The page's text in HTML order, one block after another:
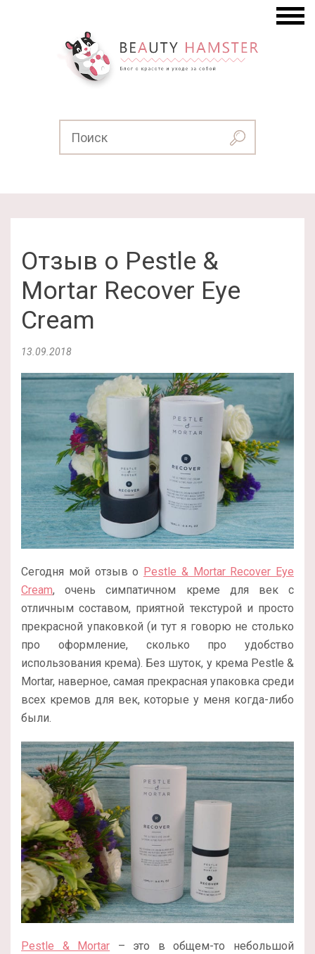
Отзыв о Pestle &
Mortar Recover Eye
Cream
13.09.2018
Сегодня мой отзыв о Pestle & Mortar Recover Eye
Cream, очень симпатичном креме для век с
отличным составом, приятной текстурой и просто
прекрасной упаковкой (и тут я говорю не столько
про оформление, сколько про удобство
использования крема). Без шуток, у крема Pestle &
Mortar, наверное, самая прекрасная упаковка среди
всех кремов для век, которые у меня когда-либо
были.
Pestle & Mortar – это в общем-то небольшой